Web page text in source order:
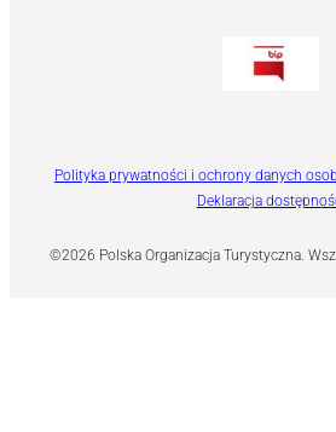
©2026 Polska Organizacja Turystyczna.
Polityka prywatności i ochrony danych
Deklaracja